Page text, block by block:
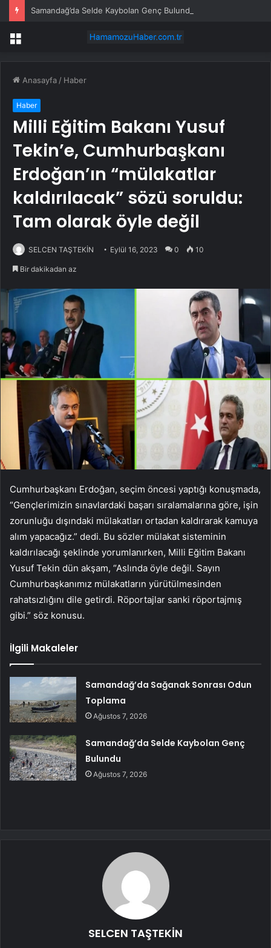
Samandağ’da Selde Kaybolan Genç Bulundu
Menü
Anasayfa / Haber
Haber
Milli Eğitim Bakanı Yusuf
Tekin’e, Cumhurbaşkanı
Erdoğan’ın “mülakatlar
kaldırılacak” sözü soruldu:
Tam olarak öyle değil
SELCEN TAŞTEKİN Eylül 16, 2023 0 10
Bir dakikadan az
Cumhurbaşkanı Erdoğan, seçim öncesi yaptığı konuşmada,
“Gençlerimizin sınavlardaki başarı sıralamalarına göre, işin
zorunluğu dışındaki mülakatları ortadan kaldırarak kamuya
alım yapacağız.” dedi. Bu sözler mülakat sisteminin
kaldırılacağı şeklinde yorumlanırken, Milli Eğitim Bakanı
Yusuf Tekin dün akşam, “Aslında öyle değil. Sayın
Cumhurbaşkanımız mülakatların yürütülmesinden
rahatsızlığını dile getirdi. Röportajlar sanki röportajmış
gibi.” söz konusu.
İlgili Makaleler
Samandağ’da Sağanak Sonrası Odun
Toplama
Ağustos 7, 2026
Samandağ’da Selde Kaybolan Genç
Bulundu
Ağustos 7, 2026
SELCEN TAŞTEKİN